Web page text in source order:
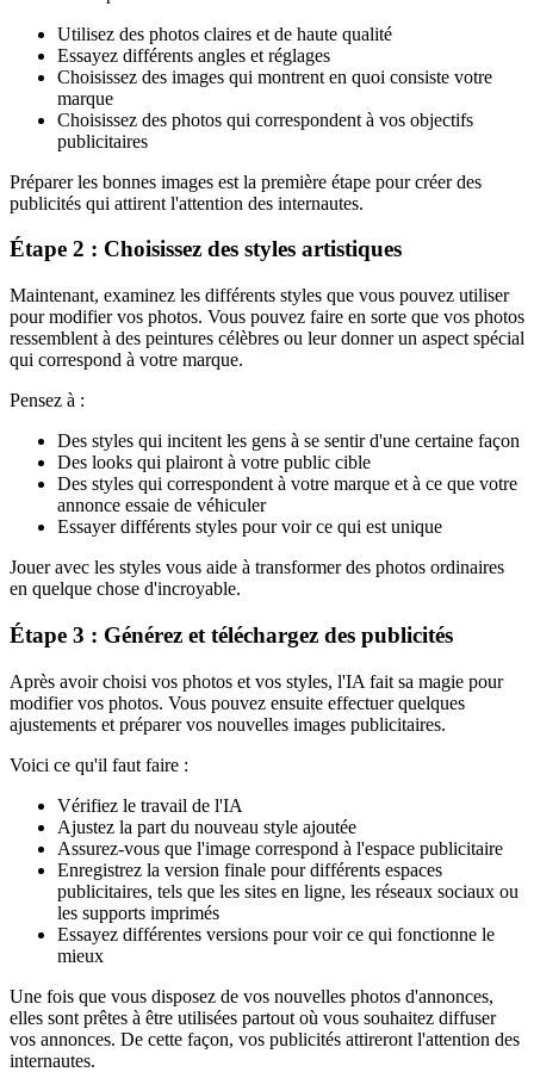
Utilisez des photos claires et de haute qualité
Essayez différents angles et réglages
Choisissez des images qui montrent en quoi consiste votre
marque
Choisissez des photos qui correspondent à vos objectifs
publicitaires
Préparer les bonnes images est la première étape pour créer des
publicités qui attirent l'attention des internautes.
Étape 2 : Choisissez des styles artistiques
Maintenant, examinez les différents styles que vous pouvez utiliser
pour modifier vos photos. Vous pouvez faire en sorte que vos photos
ressemblent à des peintures célèbres ou leur donner un aspect spécial
qui correspond à votre marque.
Pensez à :
Des styles qui incitent les gens à se sentir d'une certaine façon
Des looks qui plairont à votre public cible
Des styles qui correspondent à votre marque et à ce que votre
annonce essaie de véhiculer
Essayer différents styles pour voir ce qui est unique
Jouer avec les styles vous aide à transformer des photos ordinaires
en quelque chose d'incroyable.
Étape 3 : Générez et téléchargez des publicités
Après avoir choisi vos photos et vos styles, l'IA fait sa magie pour
modifier vos photos. Vous pouvez ensuite effectuer quelques
ajustements et préparer vos nouvelles images publicitaires.
Voici ce qu'il faut faire :
Vérifiez le travail de l'IA
Ajustez la part du nouveau style ajoutée
Assurez-vous que l'image correspond à l'espace publicitaire
Enregistrez la version finale pour différents espaces
publicitaires, tels que les sites en ligne, les réseaux sociaux ou
les supports imprimés
Essayez différentes versions pour voir ce qui fonctionne le
mieux
Une fois que vous disposez de vos nouvelles photos d'annonces,
elles sont prêtes à être utilisées partout où vous souhaitez diffuser
vos annonces. De cette façon, vos publicités attireront l'attention des
internautes.